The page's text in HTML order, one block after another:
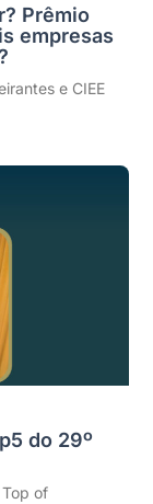
Prêmio
empresas
e CIEE
do 29º
of